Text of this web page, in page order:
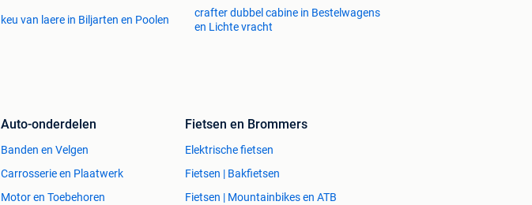
keu van laere in Biljarten en Poolen
crafter dubbel cabine in Bestelwagens
en Lichte vracht
Auto-onderdelen
Banden en Velgen
Carrosserie en Plaatwerk
Motor en Toebehoren
Fietsen en Brommers
Elektrische fietsen
Fietsen | Bakfietsen
Fietsen | Mountainbikes en ATB